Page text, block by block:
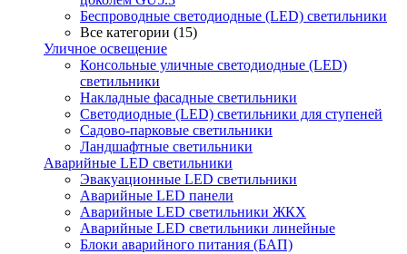
Беспроводные светодиодные (LED) светильники
Все категории (15)
Уличное освещение
Консольные уличные светодиодные (LED)
светильники
Накладные фасадные светильники
Светодиодные (LED) светильники для ступеней
Садово-парковые светильники
Ландшафтные светильники
Аварийные LED светильники
Эвакуационные LED светильники
Аварийные LED панели
Аварийные LED светильники ЖКХ
Аварийные LED светильники линейные
Блоки аварийного питания (БАП)